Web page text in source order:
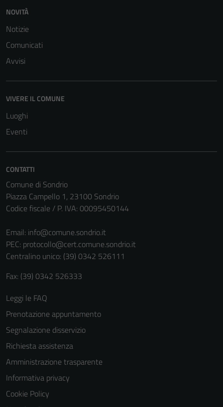
NOVITÀ
Notizie
Comunicati
Avvisi
VIVERE IL COMUNE
Luoghi
Eventi
CONTATTI
Comune di Sondrio
Piazza Campello 1, 23100 Sondrio
Codice fiscale / P. IVA: 00095450144
Email: info@comune.sondrio.it
PEC: protocollo@cert.comune.sondrio.it
Centralino unico: (39) 0342 526111
Fax: (39) 0342 526333
Leggi le FAQ
Prenotazione appuntamento
Segnalazione disservizio
Richiesta assistenza
Amministrazione trasparente
Informativa privacy
Cookie Policy
sono necessari
del sito e non